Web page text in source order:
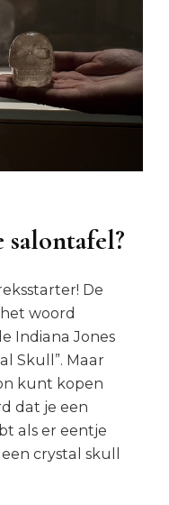
De
woord
Indiana Jones
Skull”. Maar
kunt kopen
dat je een
als er eentje
crystal skull